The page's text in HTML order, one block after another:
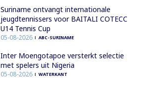
Suriname ontvangt internationale
jeugdtennissers voor BAITALI COTECC
U14 Tennis Cup
05-08-2026 ABC-SURINAME
Inter Moengotapoe versterkt selectie
met spelers uit Nigeria
05-08-2026 WATERKANT